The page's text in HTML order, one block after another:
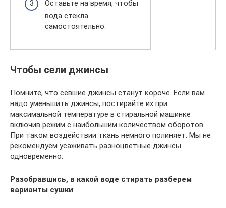
Оставьте на время, чтобы
вода стекла
самостоятельно.
Чтобы сели джинсы
Помните, что севшие джинсы станут короче. Если вам
надо уменьшить джинсы, постирайте их при
максимальной температуре в стиральной машинке
включив режим с наибольшим количеством оборотов.
При таком воздействии ткань немного полиняет. Мы не
рекомендуем усаживать разноцветные джинсы
одновременно.
Разобравшись, в какой воде стирать разберем
варианты сушки: